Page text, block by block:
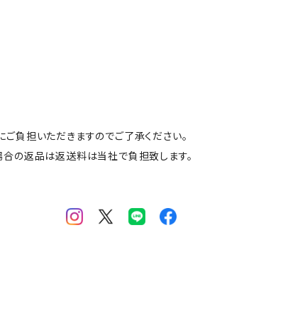
負担いただきますのでご了承ください。
の返品は返送料は当社で負担致します。